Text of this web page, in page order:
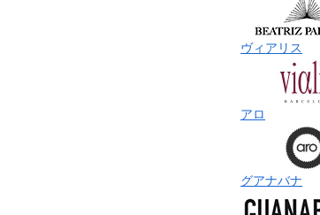
ヴィアリス
アロ
グアナバナ